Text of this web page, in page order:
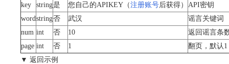
key
string是 您自己的APIKEY（注册账号后获得） API密钥
wordstring否 武汉
谣言关键词
num int 否 10
返回谣言条
page int 否 1
翻页，默认1
▼ 返回示例